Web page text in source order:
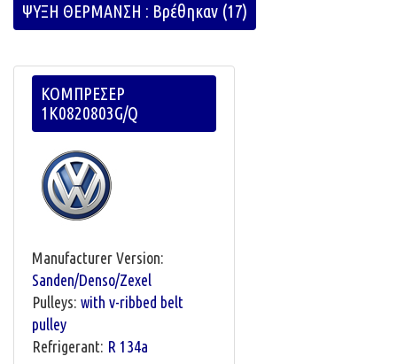
ΨΥΞΗ ΘΕΡΜΑΝΣΗ : Βρέθηκαν (17)
ΚΟΜΠΡΕΣΕΡ
1K0820803G/Q
Manufacturer Version:
Sanden/Denso/Zexel
Pulleys: with v-ribbed belt
pulley
Refrigerant: R 134a